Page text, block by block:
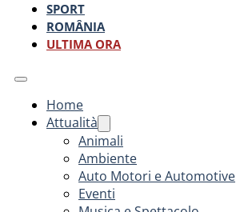
SPORT
ROMÂNIA
ULTIMA ORA
Home
Attualità
Animali
Ambiente
Auto Motori e Automotive
Eventi